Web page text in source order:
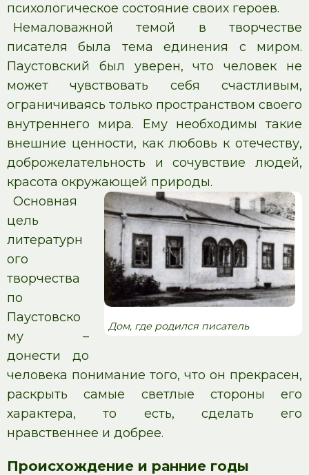
психологическое состояние своих героев.
Немаловажной темой в творчестве
писателя была тема единения с миром.
Паустовский был уверен, что человек не
может чувствовать себя счастливым,
ограничиваясь только пространством своего
внутреннего мира. Ему необходимы такие
внешние ценности, как любовь к отечеству,
доброжелательность и сочувствие людей,
красота окружающей природы.
Дом, где родился писатель
Основная
цель
литературн
ого
творчества
по
Паустовско
му –
донести до
человека понимание того, что он прекрасен,
раскрыть самые светлые стороны его
характера, то есть, сделать его
нравственнее и добрее.
Происхождение и ранние годы